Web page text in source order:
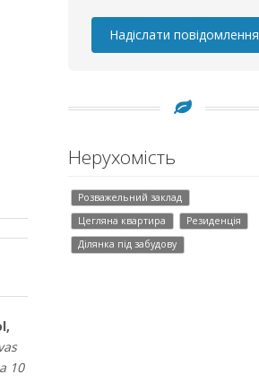
10
Надіслати повідомлення
Нерухомість
Розважельний заклад
Цегляна квартира
Резиденція
Ділянка під забудову